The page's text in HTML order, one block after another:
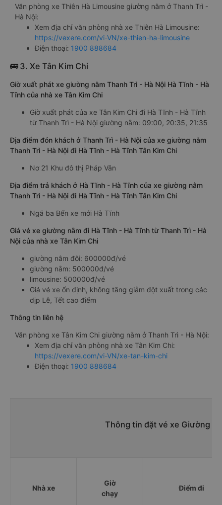
Văn phòng xe Thiên Hà Limousine giường nằm ở Thanh Trì -
Hà Nội:
Xem địa chỉ văn phòng nhà xe Thiên Hà Limousine:
https://vexere.com/vi-VN/xe-thien-ha-limousine
Điện thoại: 1900 888684
🚌 3. Xe Tân Kim Chi
Giờ xuất phát xe giường nằm Thanh Trì - Hà Nội Hà Tĩnh - Hà
Tĩnh của nhà xe Tân Kim Chi
Giờ xuất phát của xe Tân Kim Chi đi Hà Tĩnh - Hà Tĩnh
từ Thanh Trì - Hà Nội giường nằm: 09:00, 20:35, 21:35
Địa điểm đón khách ở Thanh Trì - Hà Nội của xe giường nằm
Thanh Trì - Hà Nội đi Hà Tĩnh - Hà Tĩnh Tân Kim Chi
Nơ 21 Khu đô thị Pháp Vân
Địa điểm trả khách ở Hà Tĩnh - Hà Tĩnh của xe giường nằm
Thanh Trì - Hà Nội đi Hà Tĩnh - Hà Tĩnh Tân Kim Chi
Ngã ba Bến xe mới Hà Tĩnh
Giá vé xe giường nằm đi Hà Tĩnh - Hà Tĩnh từ Thanh Trì - Hà
Nội của nhà xe Tân Kim Chi
giường nằm đôi: 600000đ/vé
giường nằm: 500000đ/vé
limousine: 500000đ/vé
Giá vé xe ổn định, không tăng giảm đột xuất trong các
dịp Lễ, Tết cao điểm
Thông tin liên hệ
Văn phòng xe Tân Kim Chi giường nằm ở Thanh Trì - Hà Nội:
Xem địa chỉ văn phòng nhà xe Tân Kim Chi:
https://vexere.com/vi-VN/xe-tan-kim-chi
Điện thoại: 1900 888684
Thông tin đặt vé xe Giường
Nhà xe
Giờ
chạy
Điểm đi